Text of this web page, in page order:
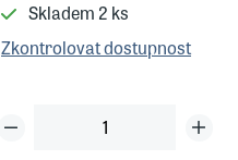
Skladem 2 ks
Zkontrolovat dostupnost